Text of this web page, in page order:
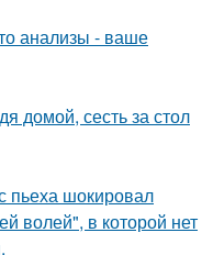
анализы - ваше
домой, сесть за стол
пьеха шокировал
волей", в которой нет